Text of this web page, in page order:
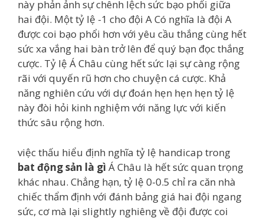
này phản ảnh sự chênh lệch sức bạo phổi giữa
hai đội. Một tỷ lệ -1 cho đội A Có nghĩa là đội A
được coi bạo phổi hơn với yêu cầu thắng cùng hết
sức xa vắng hai bàn trở lên để quý bạn đọc thắng
cược. Tỷ lệ Á Châu cùng hết sức lại sự càng rộng
rãi với quyến rũ hơn cho chuyện cá cược. Khả
năng nghiên cứu với dự đoán hẹn hẹn hẹn tỷ lệ
này đòi hỏi kinh nghiệm với năng lực với kiến
thức sâu rộng hơn.
việc thấu hiểu định nghĩa tỷ lệ handicap trong
bat động sản là gì Á Châu là hết sức quan trọng
khác nhau. Chẳng hạn, tỷ lệ 0-0.5 chỉ ra căn nhà
chiếc thẩm định với đánh bảng giá hai đội ngang
sức, cơ mà lại slightly nghiêng về đội được coi